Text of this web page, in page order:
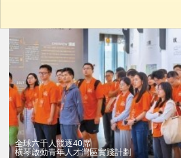
全球六千人競逐40席
橫琴啟動青年人才灣區實踐計劃